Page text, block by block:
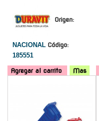
Origen:
NACIONAL Código:
185551
Agregar al carrito Mas